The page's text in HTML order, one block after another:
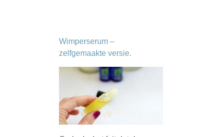
Wimperserum –
zelfgemaakte versie.